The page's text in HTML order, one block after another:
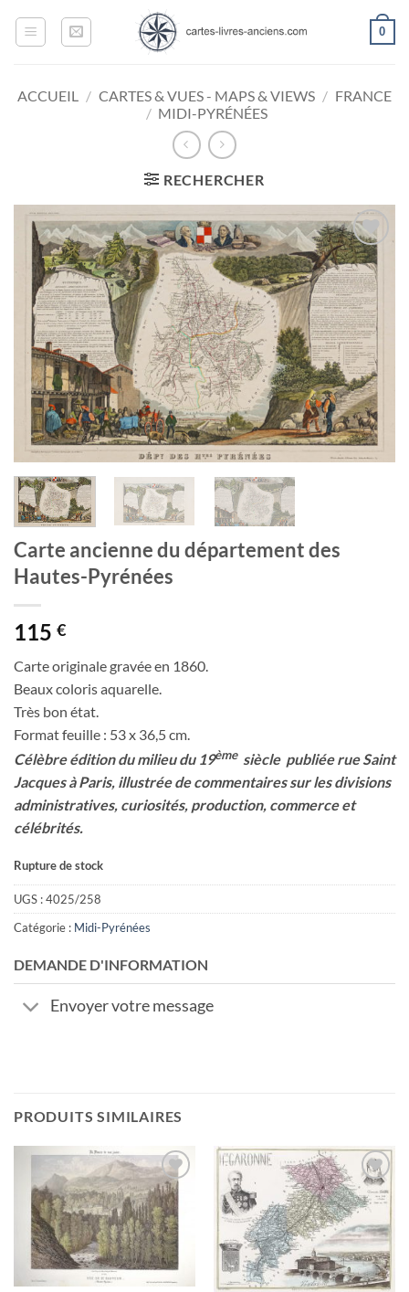
0
ACCUEIL / CARTES & VUES - MAPS & VIEWS / FRANCE
/ MIDI-PYRÉNÉES
RECHERCHER
Ajouter
à la
wishlist
Carte ancienne du département des
Hautes-Pyrénées
115 €
Carte originale gravée en 1860.
Beaux coloris aquarelle.
Très bon état.
Format feuille : 53 x 36,5 cm.
Célèbre édition du milieu du 19èmesiècle publiée rue Saint
Jacques à Paris, illustrée de commentaires sur les divisions
administratives, curiosités, production, commerce et
célébrités.
Rupture de stock
UGS :4025/258
Catégorie : Midi-Pyrénées
DEMANDE D'INFORMATION
Envoyer votre message
PRODUITS SIMILAIRES
Ajouter
à la
wishlist
Ajouter
à la
wishlist